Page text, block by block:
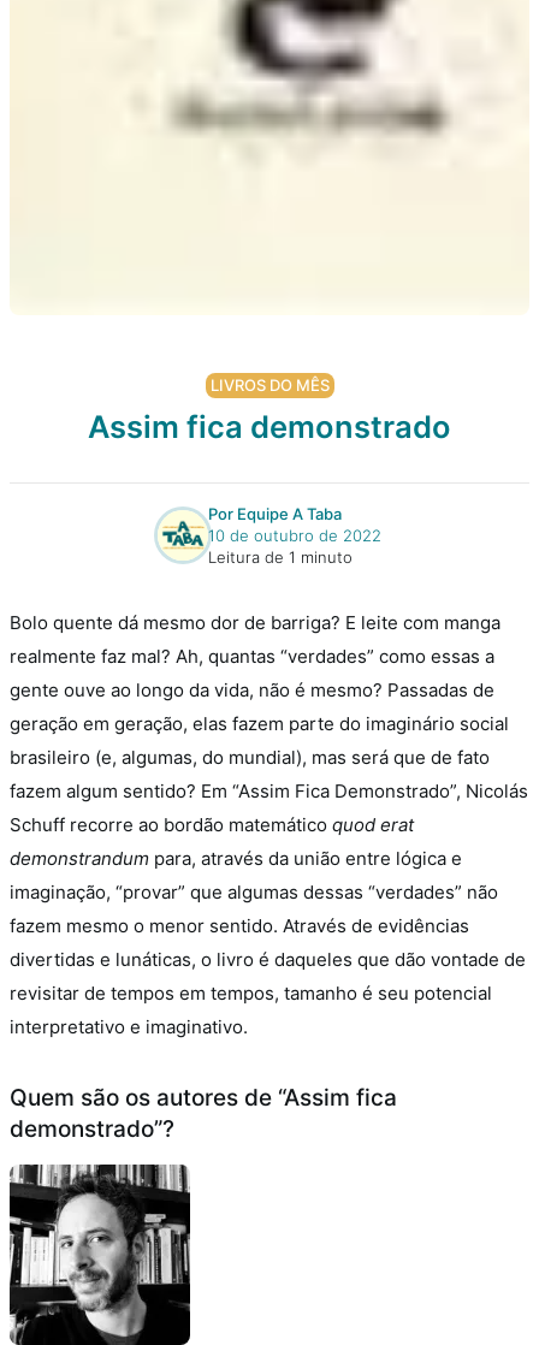
LIVROS DO MÊS
Assim fica demonstrado
Por Equipe A Taba
10 de outubro de 2022
Leitura de 1 minuto
Bolo quente dá mesmo dor de barriga? E leite com manga
realmente faz mal? Ah, quantas “verdades” como essas a
gente ouve ao longo da vida, não é mesmo? Passadas de
geração em geração, elas fazem parte do imaginário social
brasileiro (e, algumas, do mundial), mas será que de fato
fazem algum sentido? Em “Assim Fica Demonstrado”, Nicolás
Schuff recorre ao bordão matemático quod erat
demonstrandum para, através da união entre lógica e
imaginação, “provar” que algumas dessas “verdades” não
fazem mesmo o menor sentido. Através de evidências
divertidas e lunáticas, o livro é daqueles que dão vontade de
revisitar de tempos em tempos, tamanho é seu potencial
interpretativo e imaginativo.
Quem são os autores de “Assim fica
demonstrado”?